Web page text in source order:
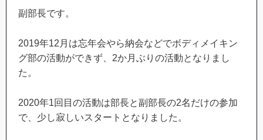
副部長です。
2019年12月は忘年会やら納会などでボディメイキン
グ部の活動ができず、2か月ぶりの活動となりまし
た。
2020年1回目の活動は部長と副部長の2名だけの参加
で、少し寂しいスタートとなりました。